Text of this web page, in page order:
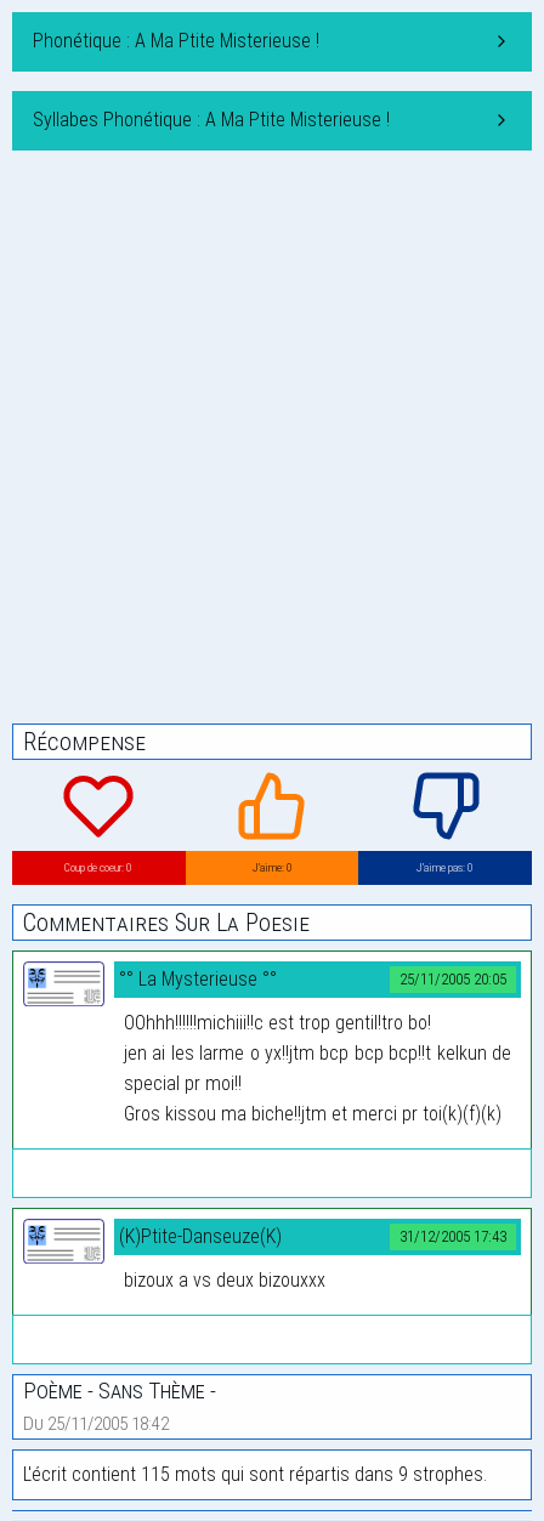
Phonétique : A Ma Ptite Misterieuse !
Syllabes Phonétique : A Ma Ptite Misterieuse !
Récompense
Coup de coeur: 0 J’aime: 0 J’aime pas: 0
Commentaires Sur La Poesie
25/11/2005 20:05
°° La Mysterieuse °°
OOhhh!!!!!!michiii!!c est trop gentil!tro bo!
jen ai les larme o yx!!jtm bcp bcp bcp!!t kelkun de
special pr moi!!
Gros kissou ma biche!!jtm et merci pr toi(k)(f)(k)
31/12/2005 17:43
(K)Ptite-Danseuze(K)
bizoux a vs deux bizouxxx
Poème - Sans Thème -
Du 25/11/2005 18:42
L'écrit contient 115 mots qui sont répartis dans 9 strophes.